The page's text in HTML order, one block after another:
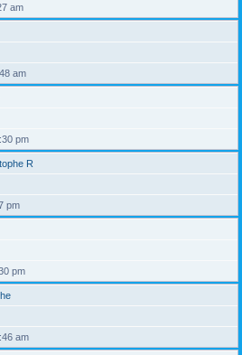
am
am
pm
R
pm
pm
am